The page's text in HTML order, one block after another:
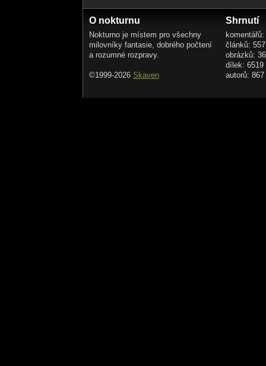
O nokturnu
Nokturno je místem pro všechny
milovníky fantasie, dobrého počtení
a rozumné rozpravy.
©1999-2026 Skaven
Shrnutí
článků: 557
obrázků:
dílek: 6519
autorů: 867